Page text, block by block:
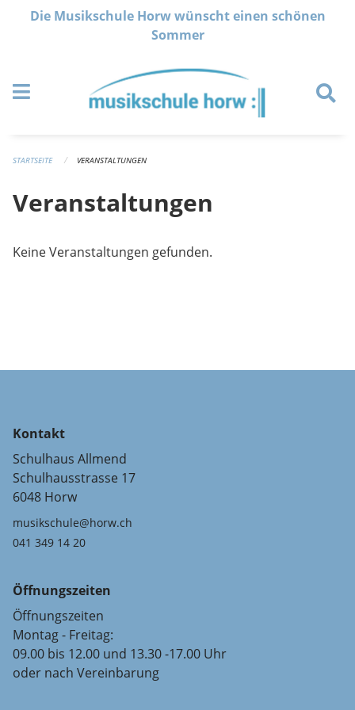
Navigation überspringen
Die Musikschule Horw wünscht einen schönen
Sommer
STARTSEITE VERANSTALTUNGEN
Veranstaltungen
Keine Veranstaltungen gefunden.
Kontakt
Schulhaus Allmend
Schulhausstrasse 17
6048 Horw
musikschule@horw.ch
041 349 14 20
Öffnungszeiten
Öffnungszeiten
Montag - Freitag:
09.00 bis 12.00 und 13.30 -17.00 Uhr
oder nach Vereinbarung